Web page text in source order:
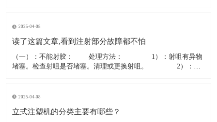
定缸型三缸平衡注射，精密、稳定、安全，是成型精密橡胶制品
2025-04-08
读了这篇文章,看到注射部分故障都不怕
（一）：不能射胶： 处理方法： 1）：射咀有异物
堵塞。检查射咀是否堵塞。清理或更换射咀。 2）：分
2025-04-08
立式注塑机的分类主要有哪些？